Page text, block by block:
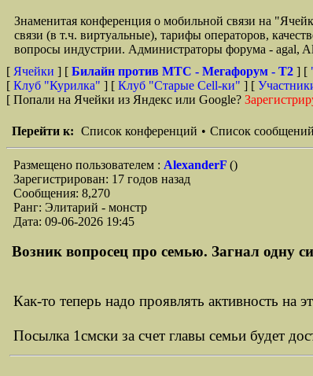
Знаменитая конференция о мобильной связи на
связи (в т.ч. виртуальные), тарифы операторов,
вопросы индустрии. Администраторы форума - agal,
[ Ячейки ] [ Билайн против МТС - Мегафорум - T2 ] [
[ Клуб "Курилка" ] [ Клуб "Старые Сell-ки" ] [
[ Попали на Ячейки из Яндекс или Google?
Перейти к: Список конференций • Список сообщений
Размещено пользователем : AlexanderF ()
Зарегистрирован: 17 годов назад
Сообщения: 8,270
Ранг: Элитарий - монстр
Дата: 09-06-2026 19:45
Возник вопросец про семью. Загнал одну
Как-то теперь надо проявлять активность на
Посылка 1смски за счет главы семьи будет